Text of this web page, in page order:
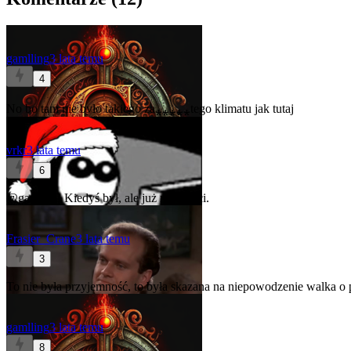
gamlling3 lata temu
4
No bo tam nie było takiego za⁎⁎⁎⁎⁎tego klimatu jak tutaj
vrkr3 lata temu
6
@gamllingKiedyś był, ale już nie wróci.
Frasier_Crane3 lata temu
3
To nie była przyjemność, to była skazana na niepowodzenie walka o
gamlling3 lata temu
8